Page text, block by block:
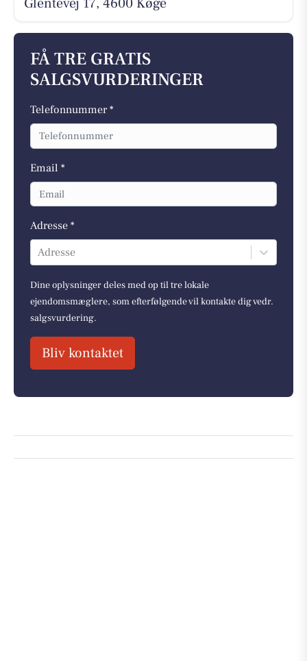
FÅ TRE GRATIS
SALGSVURDERINGER
Telefonnummer *
Email *
Adresse *
Adresse
Dine oplysninger deles med op til tre lokale
ejendomsmæglere, som efterfølgende vil kontakte dig vedr.
salgsvurdering.
Bliv kontaktet